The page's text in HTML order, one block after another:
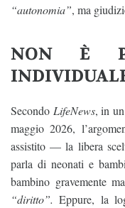
“autonomia”, ma
NON È
Secondo LifeNews, in
maggio 2026,
assistito — la libera
parla di neonati e
bambino gravemente
“diritto”. Eppure, la